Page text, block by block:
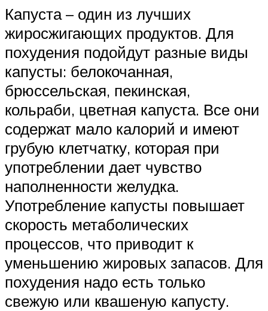
Капуста – один из лучших
жиросжигающих продуктов. Для
похудения подойдут разные виды
капусты: белокочанная,
брюссельская, пекинская,
кольраби, цветная капуста. Все они
содержат мало калорий и имеют
грубую клетчатку, которая при
употреблении дает чувство
наполненности желудка.
Употребление капусты повышает
скорость метаболических
процессов, что приводит к
уменьшению жировых запасов. Для
похудения надо есть только
свежую или квашеную капусту.